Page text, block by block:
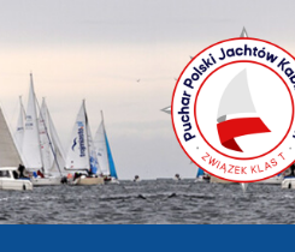
treści